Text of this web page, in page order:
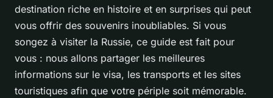
destination riche en histoire et en surprises qui peut
vous offrir des souvenirs inoubliables. Si vous
songez à visiter la Russie, ce guide est fait pour
vous : nous allons partager les meilleures
informations sur le visa, les transports et les sites
touristiques afin que votre périple soit mémorable.